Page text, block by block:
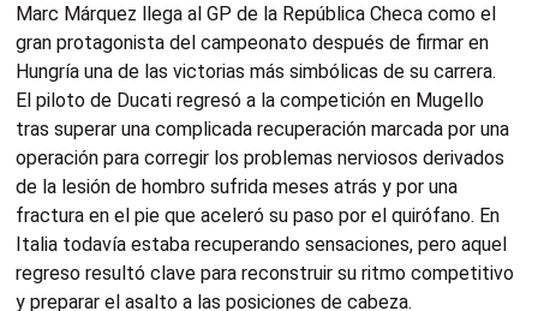
Marc Márquez llega al GP de la República Checa como el
gran protagonista del campeonato después de firmar en
Hungría una de las victorias más simbólicas de su carrera.
El piloto de Ducati regresó a la competición en Mugello
tras superar una complicada recuperación marcada por una
operación para corregir los problemas nerviosos derivados
de la lesión de hombro sufrida meses atrás y por una
fractura en el pie que aceleró su paso por el quirófano. En
Italia todavía estaba recuperando sensaciones, pero aquel
regreso resultó clave para reconstruir su ritmo competitivo
y preparar el asalto a las posiciones de cabeza.